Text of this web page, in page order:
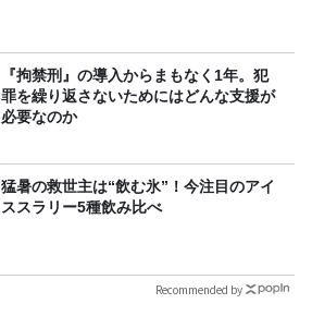
『拘禁刑』の導入からまもなく1年。犯
罪を繰り返さないためにはどんな支援が
必要なのか
猛暑の救世主は“飲む氷”！今注目のアイ
ススラリー5種飲み比べ
Recommended by